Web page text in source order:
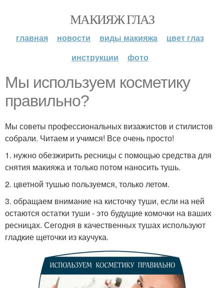
МАКИЯЖ ГЛАЗ
главная новости виды макияжа
цвет глаз
инструкции
фото
Мы используем косметику
правильно?
Мы советы профессиональных визажистов и стилистов
собрали. Читаем и учимся! Все очень просто!
1. нужно обезжирить ресницы с помощью средства для
снятия макияжа и только потом наносить тушь.
2. цветной тушью пользуемся, только летом.
3. обращаем внимание на кисточку туши, если на ней
остаются остатки туши - это будущие комочки на ваших
ресницах. Сегодня в качественных тушах используют
гладкие щеточки из каучука.